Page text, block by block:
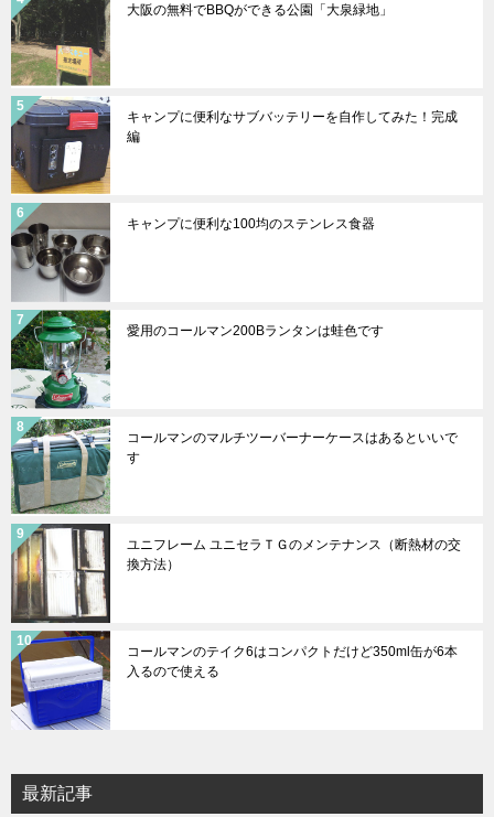
大阪の無料でBBQができる公園「大泉緑地」
キャンプに便利なサブバッテリーを自作してみた！完成
編
キャンプに便利な100均のステンレス食器
愛用のコールマン200Bランタンは蛙色です
コールマンのマルチツーバーナーケースはあるといいで
す
ユニフレーム ユニセラＴＧのメンテナンス（断熱材の交
換方法）
コールマンのテイク6はコンパクトだけど350ml缶が6本
入るので使える
最新記事